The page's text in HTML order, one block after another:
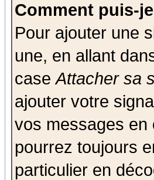
Comment puis-
Pour ajouter une
une, en allant
caseAttacher sa
ajouter votre
vos messages en
pourrez toujours
particulier en